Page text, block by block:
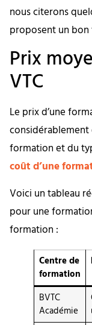
nous citerons
proposent un
Prix
VTC
Le prix d’une
considérablement
formation et du
coût d’une
Voici un tableau
pour une
formation :
Centre de
formation
BVTC
Académie